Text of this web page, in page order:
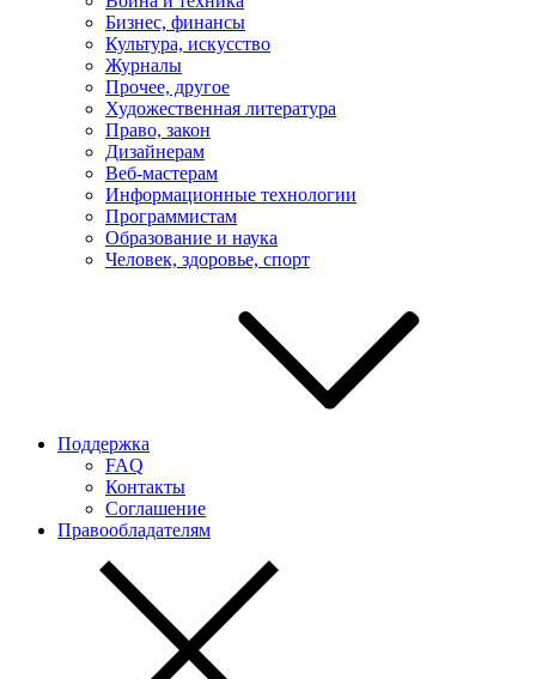
Бизнес, финансы
Культура, искусство
Журналы
Прочее, другое
Художественная литература
Право, закон
Дизайнерам
Веб-мастерам
Информационные технологии
Программистам
Образование и наука
Человек, здоровье, спорт
Поддержка
FAQ
Контакты
Соглашение
Правообладателям